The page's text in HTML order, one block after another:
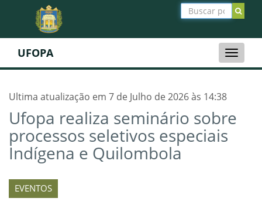
Toggle
UFOPA
Ultima atualização em 7 de Julho de 2026 às 14:38
Ufopa realiza seminário sobre
processos seletivos especiais
Indígena e Quilombola
EVENTOS